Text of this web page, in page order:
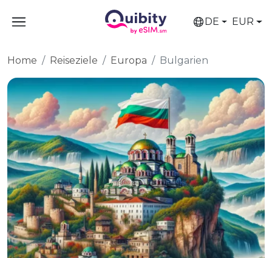
DE EUR
Home Reiseziele Europa Bulgarien